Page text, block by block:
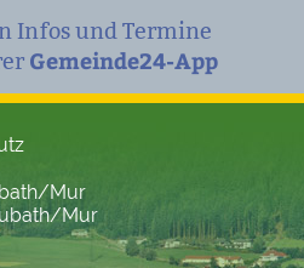
Infos und Termine
Gemeinde24-App
Mur
Mur